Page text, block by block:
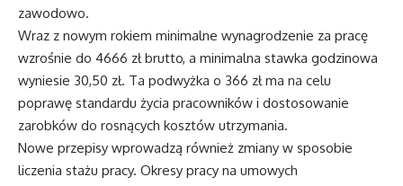
zawodowo.
Wraz z nowym rokiem minimalne wynagrodzenie za pracę
wzrośnie do 4666 zł brutto, a minimalna stawka godzinowa
wyniesie 30,50 zł. Ta podwyżka o 366 zł ma na celu
poprawę standardu życia pracowników i dostosowanie
zarobków do rosnących kosztów utrzymania.
Nowe przepisy wprowadzą również zmiany w sposobie
liczenia stażu pracy. Okresy pracy na umowych